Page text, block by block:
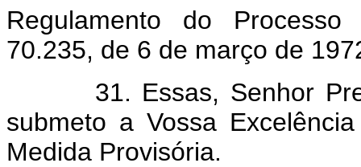
Regulamento do
70.235, de 6 de março de
31. Essas, Senhor
submeto a Vossa
Medida Provisória.